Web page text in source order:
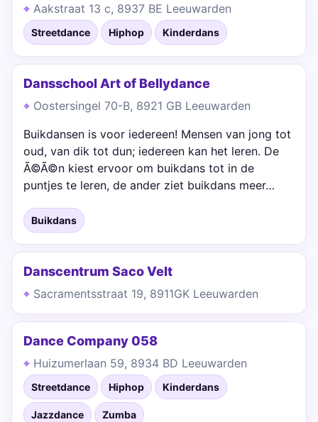
Aakstraat 13 c, 8937 BE Leeuwarden
Streetdance Hiphop Kinderdans
Dansschool Art of Bellydance
Oostersingel 70-B, 8921 GB Leeuwarden
Buikdansen is voor iedereen! Mensen van jong tot
oud, van dik tot dun; iedereen kan het leren. De
Ã©Ã©n kiest ervoor om buikdans tot in de
puntjes te leren, de ander ziet buikdans meer…
Buikdans
Danscentrum Saco Velt
Sacramentsstraat 19, 8911GK Leeuwarden
Dance Company 058
Huizumerlaan 59, 8934 BD Leeuwarden
Streetdance Hiphop Kinderdans
Jazzdance Zumba